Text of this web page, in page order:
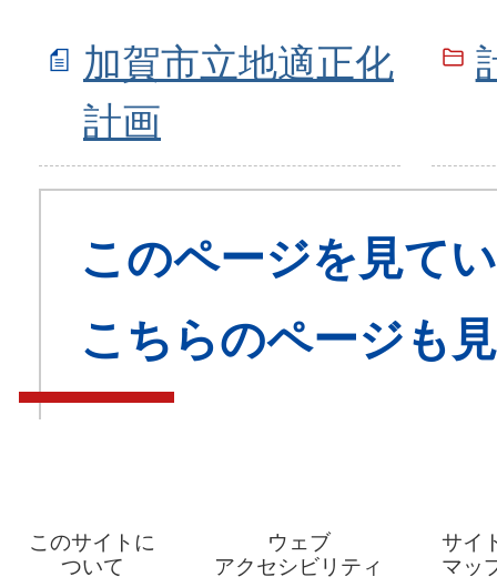
加賀市立地適正化
計画
このページを見て
こちらのページも
このサイトに
ついて
ウェブ
アクセシビリティ
サイ
マッ